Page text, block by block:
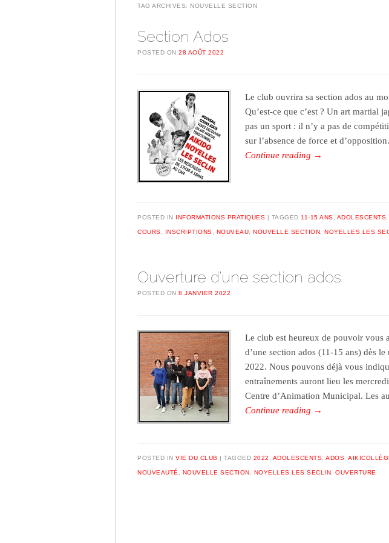
TAG ARCHIVES: NOUVELLE SECTION
Section Ados
POSTED ON 28 AOÛT 2022
Le club ouvrira sa section ados au
Qu’est-ce que c’est ? Un art martial
pas un sport : il n’y a pas de
sur l’absence de force et
Continue reading →
POSTED IN INFORMATIONS PRATIQUES TAGGED 11-15 ANS ADOLESCENTS
COURS INSCRIPTIONS NOUVEAU NOUVELLE SECTION NOYELLES LES
Ouverture d’une section ados
POSTED ON 8 JANVIER 2022
Le club est heureux de pouvoir vous
d’une section ados (11-15 ans) dès le
2022. Nous pouvons déjà vous
entraînements auront lieu les
Centre d’Animation Municipal. Les
Continue reading →
POSTED IN VIE DU CLUB TAGGED 2022 ADOLESCENTS ADOS
NOUVEAUTÉ NOUVELLE SECTION NOYELLES LES SECLIN OUVERTURE